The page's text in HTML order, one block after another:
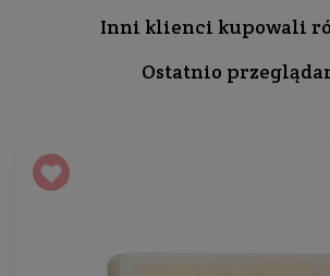
Inni klienci kupowali
Ostatnio